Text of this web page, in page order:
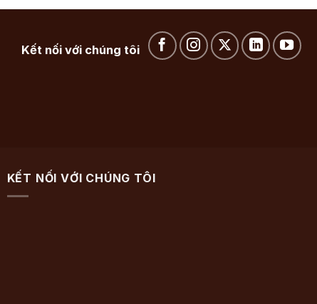
Kết nối với chúng tôi
KẾT NỐI VỚI CHÚNG TÔI